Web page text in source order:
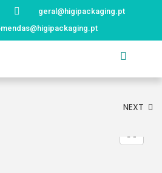
geral@higipackaging.pt
NEXT